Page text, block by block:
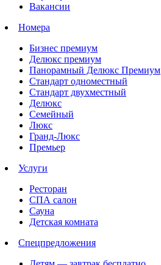
Вакансии
Номера
Бизнес премиум
Делюкс премиум
Панорамный Делюкс Премиум
Стандарт одноместный
Стандарт двухместный
Делюкс
Семейный
Люкс
Гранд-Люкс
Премьер
Услуги
Ресторан
СПА салон
Сауна
Детская комната
Спецпредложения